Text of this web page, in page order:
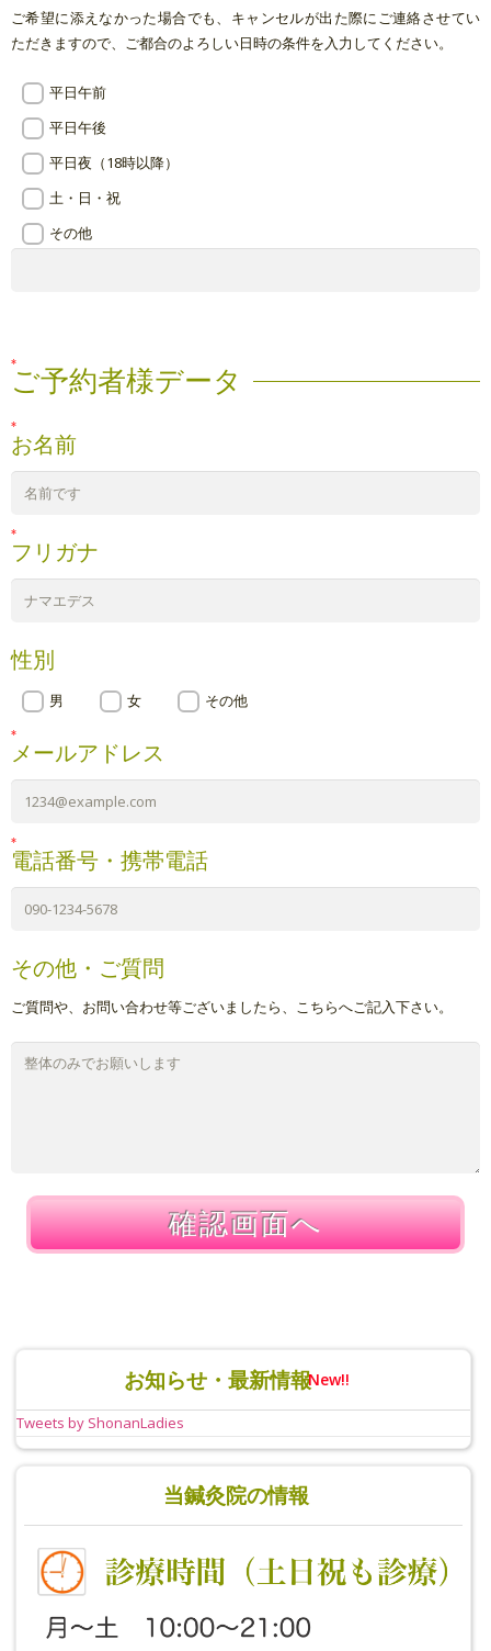
ご希望に添えなかった場合でも、キャンセルが出た際にご連絡させてい
ただきますので、ご都合のよろしい日時の条件を入力してください。
平日午前
平日午後
平日夜（18時以降）
土・日・祝
その他
ご予約者様データ
お名前
フリガナ
性別
男 女 その他
メールアドレス
電話番号・携帯電話
その他・ご質問
ご質問や、お問い合わせ等ございましたら、こちらへご記入下さい。
確認画面へ
お知らせ・最新情報New!!
Tweets by ShonanLadies
当鍼灸院の情報